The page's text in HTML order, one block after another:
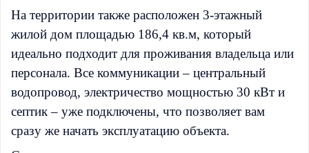
На территории также расположен 3-этажный
жилой дом площадью 186,4 кв.м, который
идеально подходит для проживания владельца или
персонала. Все коммуникации – центральный
водопровод, электричество мощностью 30 кВт и
септик – уже подключены, что позволяет вам
сразу же начать эксплуатацию объекта.